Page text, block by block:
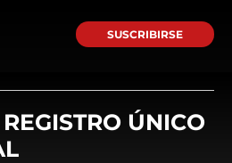
SUSCRIBIRSE
ÚNICO